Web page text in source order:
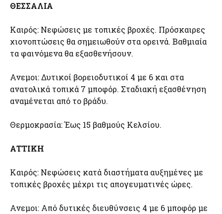
ΘΕΣΣΑΛΙΑ
Καιρός: Νεφώσεις με τοπικές βροχές. Πρόσκαιρες
χιονοπτώσεις θα σημειωθούν στα ορεινά. Βαθμιαία
τα φαινόμενα θα εξασθενήσουν.
Ανεμοι: Δυτικοί βορειοδυτικοί 4 με 6 και στα
ανατολικά τοπικά 7 μποφόρ. Σταδιακή εξασθένηση
αναμένεται από το βράδυ.
Θερμοκρασία: Έως 15 βαθμούς Κελσίου.
ΑΤΤΙΚΗ
Καιρός: Νεφώσεις κατά διαστήματα αυξημένες με
τοπικές βροχές μέχρι τις απογευματινές ώρες.
Ανεμοι: Από δυτικές διευθύνσεις 4 με 6 μποφόρ με